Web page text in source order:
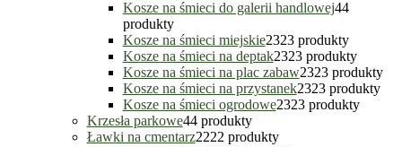
Kosze na śmieci do galerii handlowej44
produkty
Kosze na śmieci miejskie2323 produkty
Kosze na śmieci na deptak2323 produkty
Kosze na śmieci na plac zabaw2323 produkty
Kosze na śmieci na przystanek2323 produkty
Kosze na śmieci ogrodowe2323 produkty
Krzesła parkowe44 produkty
Ławki na cmentarz2222 produkty